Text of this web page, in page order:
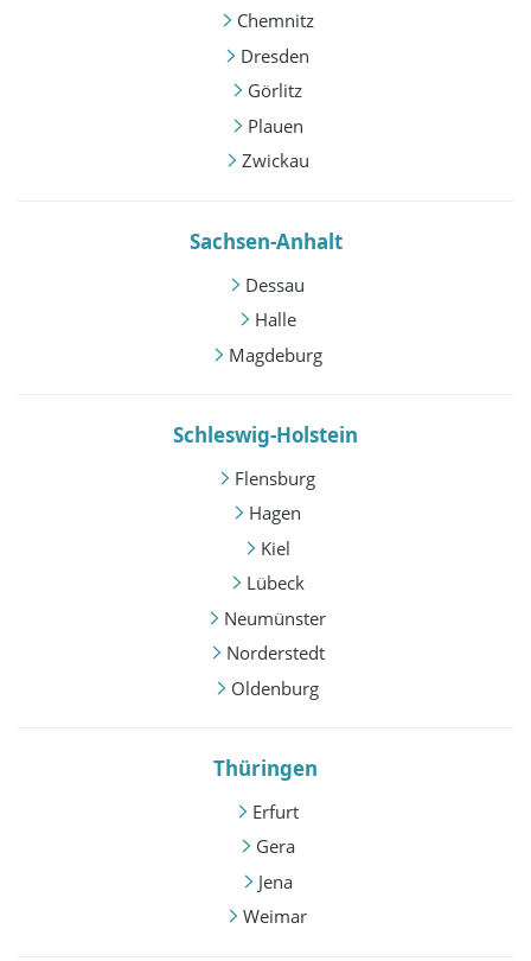
Chemnitz
Dresden
Görlitz
Plauen
Zwickau
Sachsen-Anhalt
Dessau
Halle
Magdeburg
Schleswig-Holstein
Flensburg
Hagen
Kiel
Lübeck
Neumünster
Norderstedt
Oldenburg
Thüringen
Erfurt
Gera
Jena
Weimar